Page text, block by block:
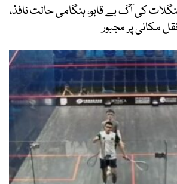
کی آگ بے قابو، ہنگامی حالت نافذ،